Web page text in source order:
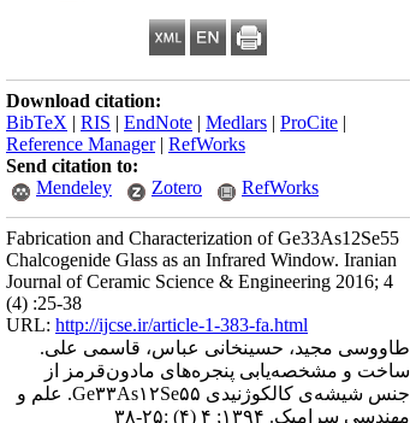
Download citation:
BibTeX | RIS | EndNote | Medlars | ProCite |
Reference Manager| RefWorks
Send citation to:
Mendeley
Zotero RefWorks
Fabrication and Characterization of Ge33As12Se55
Chalcogenide Glass as an Infrared Window. Iranian
Journal of Ceramic Science & Engineering 2016; 4
(4) :25-38
URL: http://ijcse.ir/article-1-383-fa.html
طاووسی مجید، حسینخانی عباس، قاسمی علی.
ساخت و مشخصه‌یابی پنجره‌های مادون‌‌قرمز از
جنس شیشه‌ی کالکوژنیدی Ge۳۳As۱۲Se۵۵. علم و
مهندسی سرامیک. ۱۳۹۴; ۴ (۴) :۲۵-۳۸